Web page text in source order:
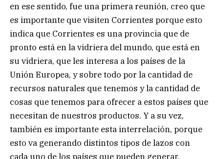
en ese sentido, fue una primera reunión, creo que
es importante que visiten Corrientes porque esto
indica que Corrientes es una provincia que de
pronto está en la vidriera del mundo, que está en
su vidriera, que les interesa a los países de la
Unión Europea, y sobre todo por la cantidad de
recursos naturales que tenemos y la cantidad de
cosas que tenemos para ofrecer a estos países que
necesitan de nuestros productos. Y a su vez,
también es importante esta interrelación, porque
esto va generando distintos tipos de lazos con
cada uno de los países que pueden generar,